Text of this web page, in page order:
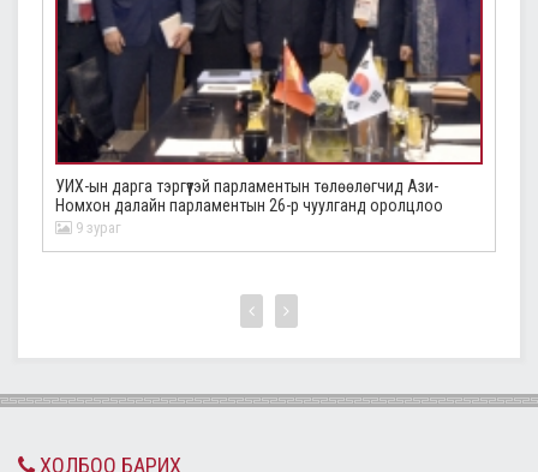
УИХ-ын дарга тэргүүтэй парламентын төлөөлөгчид Ази-
Номхон далайн парламентын 26-р чуулганд оролцлоо
9 зураг
ХОЛБОО БАРИХ